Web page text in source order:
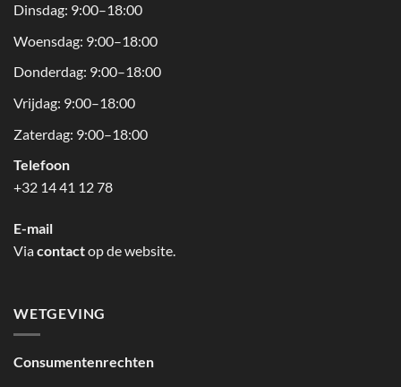
Dinsdag: 9:00–18:00
Woensdag: 9:00–18:00
Donderdag: 9:00–18:00
Vrijdag: 9:00–18:00
Zaterdag: 9:00–18:00
Telefoon
+32 14 41 12 78
E-mail
Viacontactop de website.
WETGEVING
Consumentenrechten